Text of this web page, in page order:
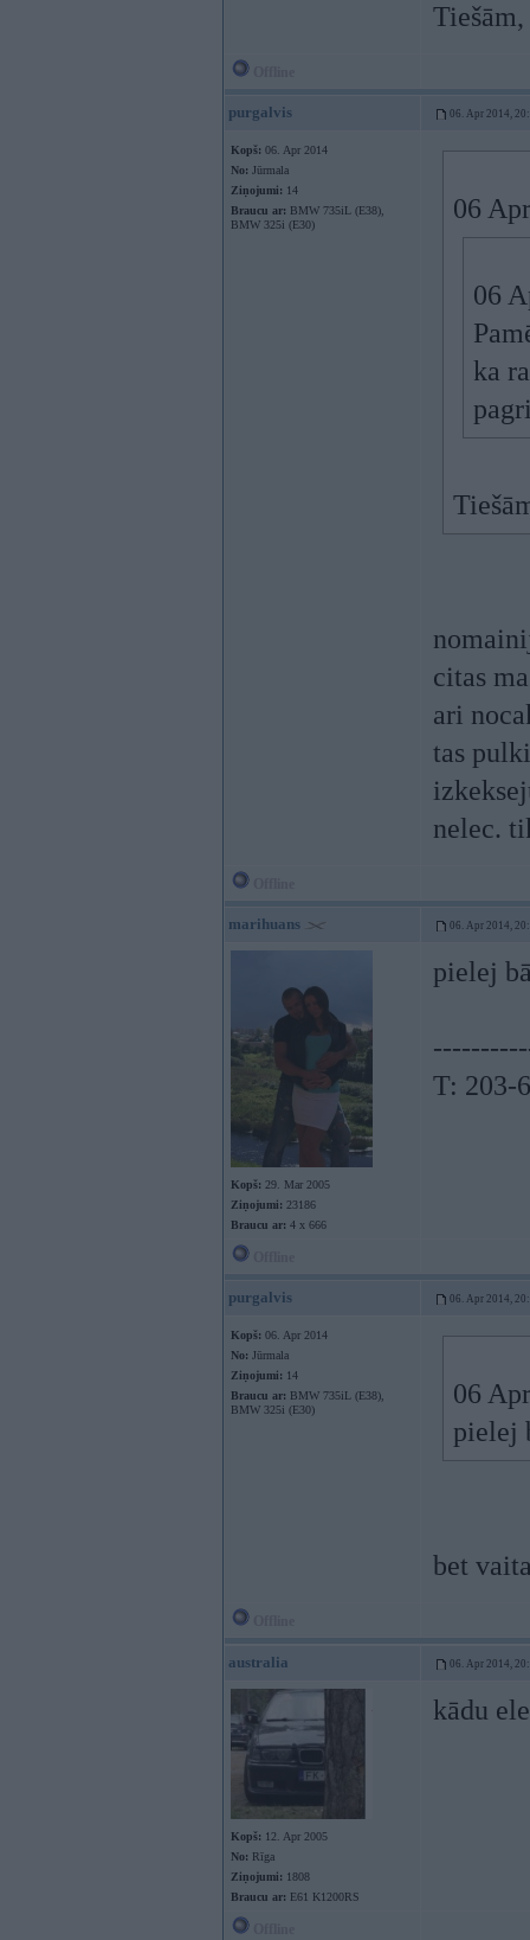
purgalvis 06. Apr 2014,
Kopš: 06. Apr 2014
No: Jūrmala
Ziņojumi: 14
Braucu ar: BMW 735iL (E38),
BMW 325i (E30)
06
06
ka
citas
ari
tas
nelec.
marihuans 06. Apr 2014,
Kopš: 29. Mar 2005
Ziņojumi: 23186
Braucu ar: 4 x 666
pielej
T: 203-
purgalvis 06. Apr 2014,
Kopš: 06. Apr 2014
No: Jūrmala
Ziņojumi: 14
Braucu ar: BMW 735iL (E38),
BMW 325i (E30)
06
pielej
bet
australia 06. Apr 2014,
Kopš: 12. Apr 2005
No: Rīga
Ziņojumi: 1808
Braucu ar: E61 K1200RS
kādu